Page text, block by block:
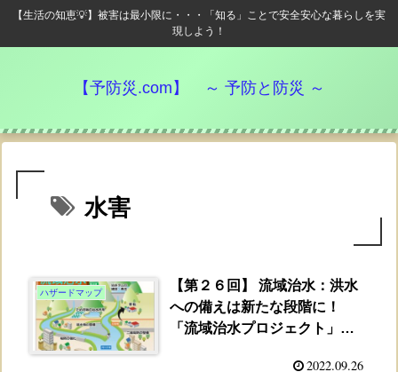
【生活の知恵💡】被害は最小限に・・・「知る」ことで安全安心な暮らしを実
現しよう！
【予防災.com】 ～ 予防と防災 ～
水害
ハザードマップ
【第２６回】 流域治水：洪水
への備えは新たな段階に！
「流域治水プロジェクト」は
2022.09.26